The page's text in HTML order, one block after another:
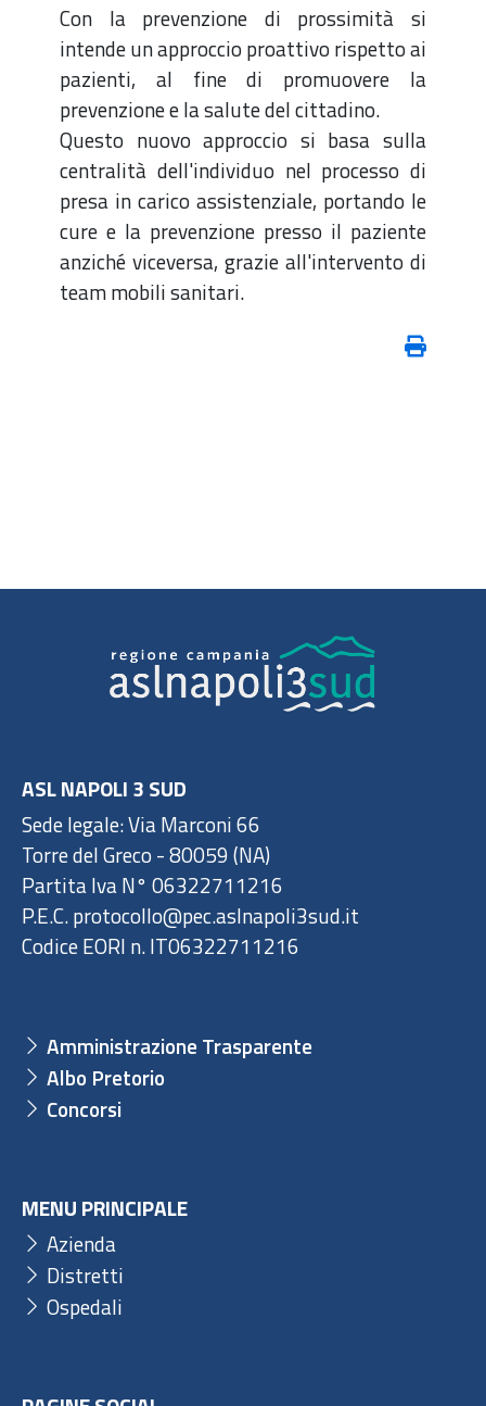
Con la prevenzione di prossimità si
intende un approccio proattivo rispetto ai
pazienti, al fine di promuovere la
prevenzione e la salute del cittadino.
Questo nuovo approccio si basa sulla
centralità dell'individuo nel processo di
presa in carico assistenziale, portando le
cure e la prevenzione presso il paziente
anziché viceversa, grazie all'intervento di
team mobili sanitari.
ASL NAPOLI 3 SUD
Sede legale: Via Marconi 66
Torre del Greco - 80059 (NA)
Partita Iva N° 06322711216
P.E.C. protocollo@pec.aslnapoli3sud.it
Codice EORI n. IT06322711216
Amministrazione Trasparente
Albo Pretorio
Concorsi
MENU PRINCIPALE
Azienda
Distretti
Ospedali